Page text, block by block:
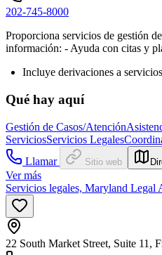
202-745-8000
Proporciona servicios de gestión
información: - Ayuda con citas y
Incluye derivaciones a
Qué hay aquí
Gestión de Casos/Atención
ServiciosServicios Legales
Llamar
Sitio web
Ver más
Servicios legales, Maryland
22 South Market Street, Suite 11,